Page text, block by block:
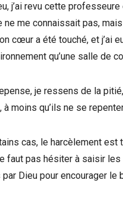
j’ai revu cette
me connaissait pas,
cœur a été touché, et j’ai
qu’une salle de
je ressens de la
à moins qu’ils ne se
cas, le harcèlement
faut pas hésiter à saisir
Dieu pour encourager le